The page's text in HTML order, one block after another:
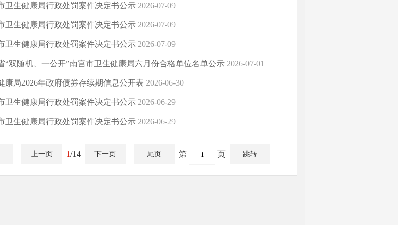
卫生健康局行政处罚案件决定书公示 2026-07-09
卫生健康局行政处罚案件决定书公示 2026-07-09
卫生健康局行政处罚案件决定书公示 2026-07-09
“双随机、一公开”南宫市卫生健康局六月份合格单位名单公示 2026-07-01
康局2026年政府债券存续期信息公开表 2026-06-30
卫生健康局行政处罚案件决定书公示 2026-06-29
卫生健康局行政处罚案件决定书公示 2026-06-29
上一页 1/14 下一页 尾页 第 页 跳转